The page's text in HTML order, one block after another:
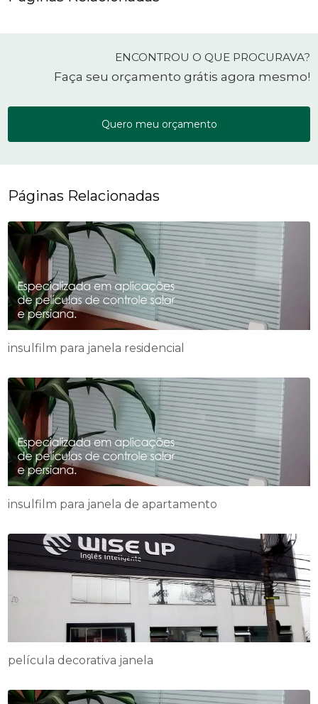
ENCONTROU O QUE PROCURAVA?
Faça seu orçamento grátis agora mesmo!
Quero meu orçamento
Páginas Relacionadas
insulfilm para janela residencial
insulfilm para janela de apartamento
película decorativa janela